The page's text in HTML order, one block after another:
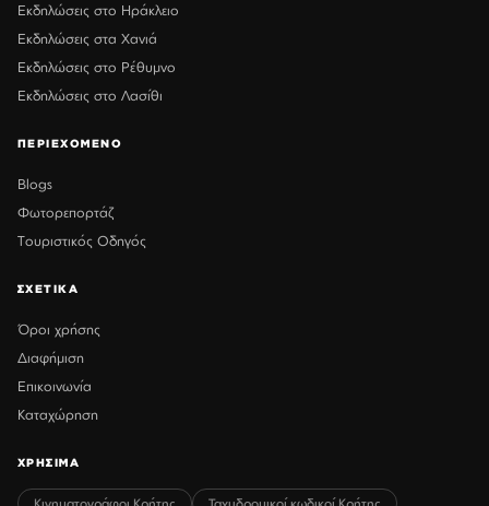
Εκδηλώσεις στο Ηράκλειο
Εκδηλώσεις στα Χανιά
Εκδηλώσεις στο Ρέθυμνο
Εκδηλώσεις στο Λασίθι
ΠΕΡΙΕΧΟΜΕΝΟ
Blogs
Φωτορεπορτάζ
Τουριστικός Οδηγός
ΣΧΕΤΙΚΑ
Όροι χρήσης
Διαφήμιση
Επικοινωνία
Καταχώρηση
ΧΡΗΣΙΜΑ